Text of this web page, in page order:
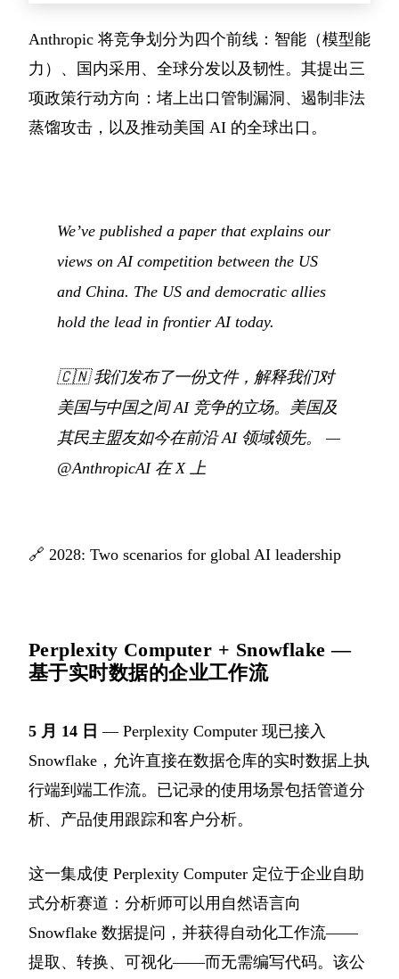
Anthropic 将竞争划分为四个前线：智能（模型能
力）、国内采用、全球分发以及韧性。其提出三
项政策行动方向：堵上出口管制漏洞、遏制非法
蒸馏攻击，以及推动美国 AI 的全球出口。
We’ve published a paper that explains our
views on AI competition between the US
and China. The US and democratic allies
hold the lead in frontier AI today.
🇨🇳我们发布了一份文件，解释我们对
美国与中国之间 AI 竞争的立场。美国及
其民主盟友如今在前沿 AI 领域领先。
—
@AnthropicAI 在 X 上
🔗 2028: Two scenarios for global AI leadership
Perplexity Computer + Snowflake —
基于实时数据的企业工作流
5 月 14 日 — Perplexity Computer 现已接入
Snowflake，允许直接在数据仓库的实时数据上执
行端到端工作流。已记录的使用场景包括管道分
析、产品使用跟踪和客户分析。
这一集成使 Perplexity Computer 定位于企业自助
式分析赛道：分析师可以用自然语言向
Snowflake 数据提问，并获得自动化工作流——
提取、转换、可视化——而无需编写代码。该公